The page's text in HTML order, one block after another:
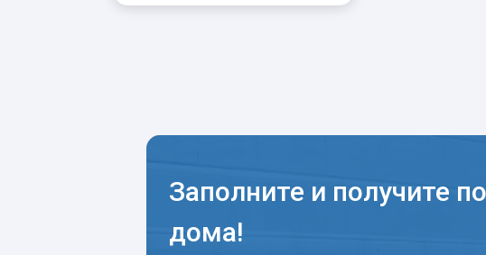
Заполните и получите
дома!